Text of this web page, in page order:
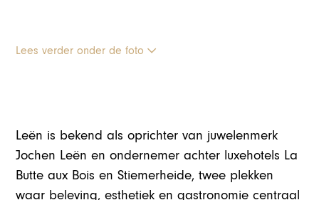
Lees verder onder de foto
Leën is bekend als oprichter van juwelenmerk
Jochen Leën en ondernemer achter luxehotels La
Butte aux Bois en Stiemerheide, twee plekken
waar beleving, esthetiek en gastronomie centraal